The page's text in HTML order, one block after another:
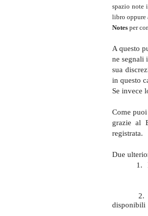
spazio note
libro oppure
Notes per
A questo
ne segnali
sua
in questo
Se invece
Come
grazie al
registrata.
Due
1.
2. La